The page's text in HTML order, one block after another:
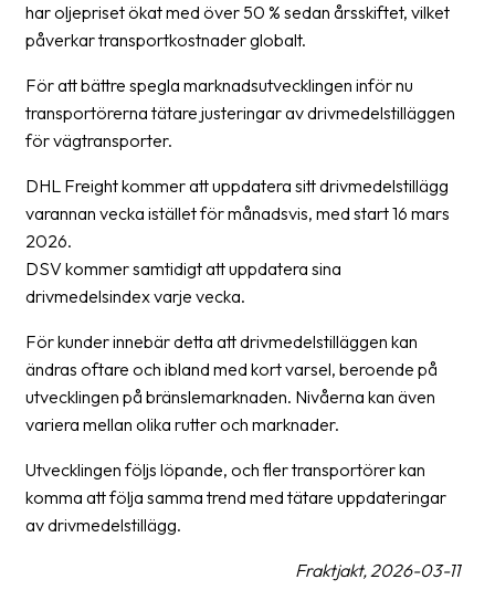
Nedladdningar
Kundtjänst
företaget
Fraktjakt
Medarbetare
Jobb
&
karriär
Nyhetsarkiv
har oljepriset ökat med över 50 % sedan årsskiftet, vilket
påverkar transportkostnader globalt.
För att bättre spegla marknadsutvecklingen inför nu
transportörerna tätare justeringar av drivmedelstilläggen
för vägtransporter.
DHL Freight kommer att uppdatera sitt drivmedelstillägg
varannan vecka istället för månadsvis, med start 16 mars
2026.
DSV kommer samtidigt att uppdatera sina
drivmedelsindex varje vecka.
För kunder innebär detta att drivmedelstilläggen kan
ändras oftare och ibland med kort varsel, beroende på
utvecklingen på bränslemarknaden. Nivåerna kan även
variera mellan olika rutter och marknader.
Utvecklingen följs löpande, och fler transportörer kan
komma att följa samma trend med tätare uppdateringar
av drivmedelstillägg.
Fraktjakt, 2026-03-11